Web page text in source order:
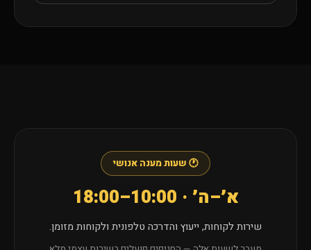
🕐 שעות מענה אנושי
א׳–ה׳ · 10:00–18:00
שירות לקוחות, ייעוץ והדרכה טלפונית ולקוחות מזומן.